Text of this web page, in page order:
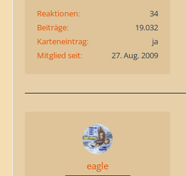
Reaktionen
34
Beiträge
19.032
Karteneintrag
ja
Mitglied seit
27. Aug. 2009
eagle